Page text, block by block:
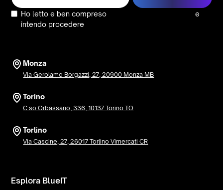
Ho letto e ben compreso
e
intendo procedere
Monza
Via Gerolamo Borgazzi, 27, 20900 Monza MB
Torino
C.so Orbassano, 336, 10137 Torino TO
Torlino
Via Cascine, 27, 26017 Torlino Vimercati CR
Esplora BlueIT